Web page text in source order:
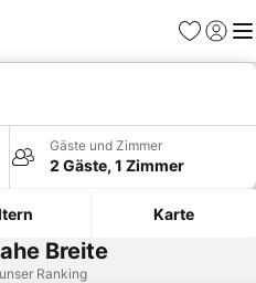
Favoriten
Gäste und Zimmer
2 Gäste, 1 Zimmer
Karte
Breite
Ranking